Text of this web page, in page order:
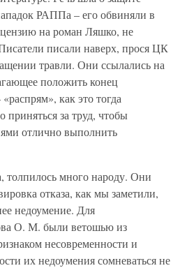
РАППа – его обвиняли в
на роман Ляшко, не
писали наверх, прося ЦК
травли. Они ссылались на
положить конец
как это тогда
приняться за труд, чтобы
отлично выполнить
толпилось много народу. Они
отказа, как мы заметили,
недоумение. Для
О. М. были ветошью из
несовременности и
их недоумения сомневаться не